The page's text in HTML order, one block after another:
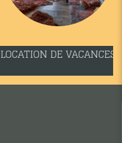
LOCATION DE VACANCES